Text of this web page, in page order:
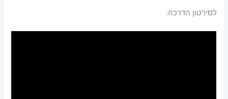
לסירטון הדרכה: